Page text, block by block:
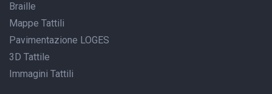
Braille
Mappe Tattili
Pavimentazione LOGES
3D Tattile
Immagini Tattili